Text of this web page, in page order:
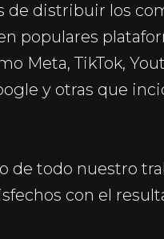
de distribuir los
populares
Meta, TikTok,
y otras que
de todo nuestro
con el